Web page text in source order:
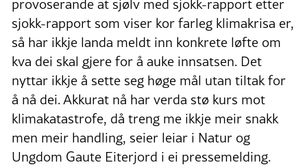
provoserande at sjølv med sjokk-rapport etter
sjokk-rapport som viser kor farleg klimakrisa er,
så har ikkje landa meldt inn konkrete løfte om
kva dei skal gjere for å auke innsatsen. Det
nyttar ikkje å sette seg høge mål utan tiltak for
å nå dei. Akkurat nå har verda stø kurs mot
klimakatastrofe, då treng me ikkje meir snakk
men meir handling, seier leiar i Natur og
Ungdom Gaute Eiterjord i ei pressemelding.